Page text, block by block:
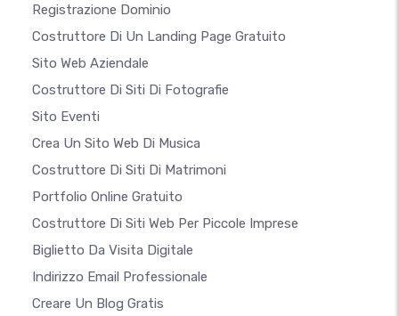
Registrazione Dominio
Costruttore Di Un Landing Page Gratuito
Sito Web Aziendale
Costruttore Di Siti Di Fotografie
Sito Eventi
Crea Un Sito Web Di Musica
Costruttore Di Siti Di Matrimoni
Portfolio Online Gratuito
Costruttore Di Siti Web Per Piccole Imprese
Biglietto Da Visita Digitale
Indirizzo Email Professionale
Creare Un Blog Gratis